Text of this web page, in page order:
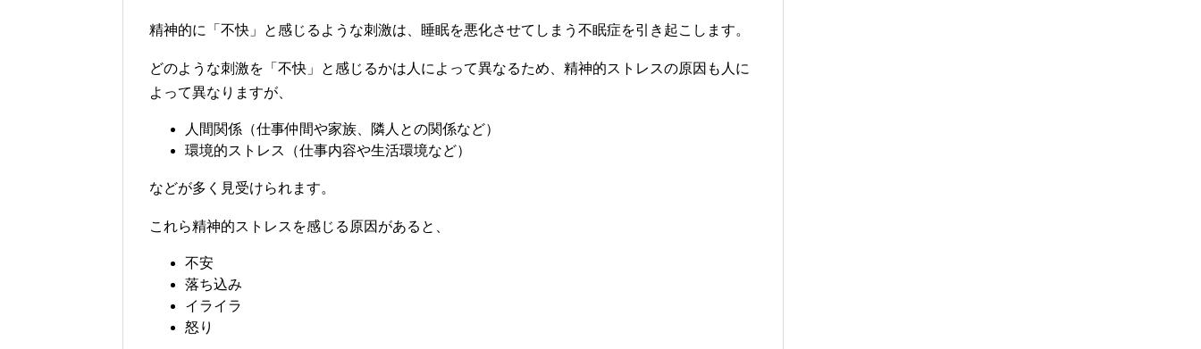
精神的に「不快」と感じるような刺激は、睡眠を悪化させてしまう不眠症を引き起こします。
どのような刺激を「不快」と感じるかは人によって異なるため、精神的ストレスの原因も人に
よって異なりますが、
人間関係（仕事仲間や家族、隣人との関係など）
環境的ストレス（仕事内容や生活環境など）
などが多く見受けられます。
これら精神的ストレスを感じる原因があると、
不安
落ち込み
イライラ
怒り